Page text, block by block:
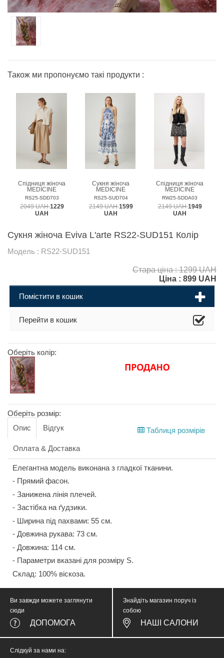
Також ми пропонуємо такі продукти :
Спідниця жіноча
MEDICINE
RS25-SDD703
2049 UAH1229
UAH
Сукня жіноча
MEDICINE
RS25-SUD704
2149 UAH1599
UAH
Спідниця жіноча
MEDICINE
RW25-SDDA03
2149 UAH1949
UAH
Сукня жіноча Eviva L'arte RS22-SUD151 Колір
Модель : RS22-SUD151
Стара ціна : 1299 UAH
Ціна : 899 UAH
Помістити в кошик
Перейти в кошик
Оберіть колір:
Оберіть розмір:
Таблиця розмірів
Опис Відгук
Оплата & Доставка
Елегантна модель виконана з гладкої тканини.
- Прямий фасон.
- Занижена лінія плечей.
- Застібка на ґудзики.
- Ширина під пахвами: 55 см.
- Довжина рукава: 73 см.
- Довжина: 114 см.
- Параметри вказані для розміру S.
Склад: 100% віскоза.
Ви завжди можете заглянути
сюди
ДОПОМОГА
Знайдіть магазин поруч із
собою
НАШІ САЛОНИ
Слідкуй за нами на: